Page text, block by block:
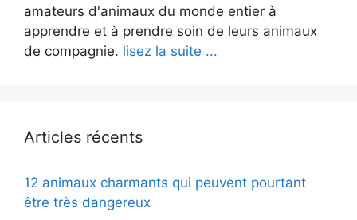
amateurs d'animaux du monde entier à
apprendre et à prendre soin de leurs animaux
de compagnie. lisez la suite ...
Articles récents
12 animaux charmants qui peuvent pourtant
être très dangereux